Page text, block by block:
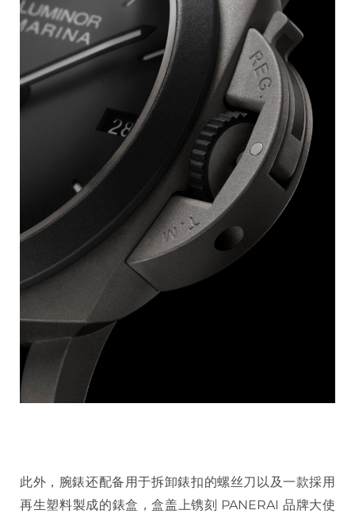
此外，腕錶还配备用于拆卸錶扣的螺丝刀以及一款採用
再生塑料製成的錶盒，盒盖上镌刻 PANERAI 品牌大使